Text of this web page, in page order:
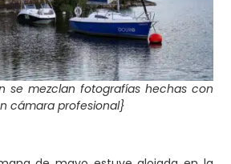
se mezclan fotografías hechas con
cámara profesional}